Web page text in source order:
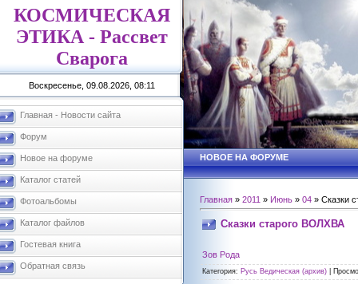
КОСМИЧЕСКАЯ
ЭТИКА - Рассвет
Сварога
Воскресенье, 09.08.2026, 08:11
Главная - Новости сайта
Форум
Новое на форуме
Каталог статей
Фотоальбомы
Каталог файлов
Гостевая книга
Обратная связь
НОВОЕ НА ФОРУМЕ
Главная » 2011 » Июнь » 04 » Сказки
Сказки старого ВОЛХВА
Зов Рода
Категория: Русь Ведическая (архив)